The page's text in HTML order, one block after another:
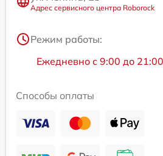
Адрес сервисного центра Roborock
Режим работы:
Ежедневно с 9:00 до 21:00
Способы оплаты